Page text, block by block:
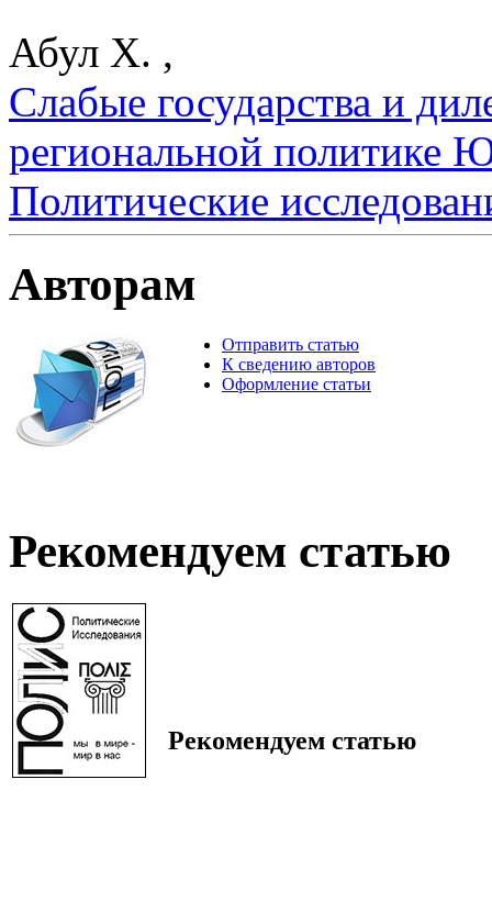
Абул Х. ,
Слабые государства и
региональной политике
Политические
Авторам
Отправить статью
К сведению авторов
Оформление статьи
Рекомендуем статью
Рекомендуем статью